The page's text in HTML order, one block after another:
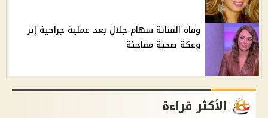
وفاة الفنانة سهام جلال بعد عملية جراحية إثر
وعكة صحية مفاجئة
الأكثر قراءة